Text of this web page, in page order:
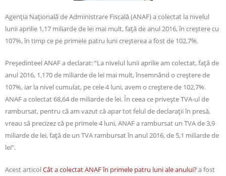
Agenţia Naţională de Administrare Fiscală (ANAF) a colectat la nivelul
lunii aprilie 1,17 miliarde de lei mai mult, faţă de anul 2016, în creştere cu
107%, în timp ce pe primele patru luni creşterea a fost de 102,7%.
Preşedinteel ANAF a declarat: “La nivelul lunii aprilie am colectat, faţă de
anul 2016, 1,170 de miliarde de lei mai mult, însemnând o creştere de
107%, iar la nivel cumulat, pe cele 4 luni, avem o creştere de 102,7%.
ANAF a colectat 68,64 de miliarde de lei. În ceea ce priveşte TVA-ul de
rambursat, pentru că am vazut că apar tot felul de declaraţii în presă,
vreau să precizez că pe primele 4 luni, ANAF a rambursat un TVA de 3,9
miliarde de lei, faţă de un TVA rambursat în anul 2016, de 5,1 miliarde de
lei”.
Acest articolCât a colectat ANAF în primele patru luni ale anului?a fost